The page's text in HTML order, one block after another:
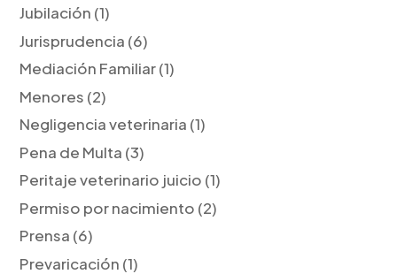
Jubilación (1)
Jurisprudencia (6)
Mediación Familiar(1)
Menores (2)
Negligencia veterinaria (1)
Pena de Multa (3)
Peritaje veterinario juicio (1)
Permiso por nacimiento (2)
Prensa (6)
Prevaricación (1)